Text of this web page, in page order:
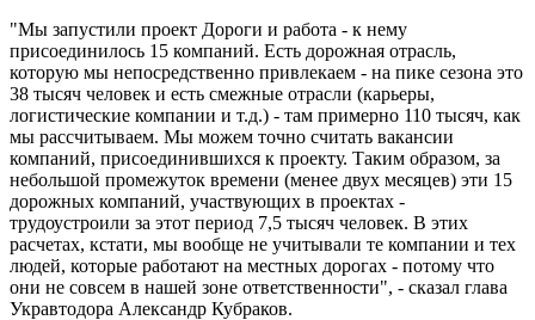
"Мы запустили проект Дороги и работа - к нему
присоединилось 15 компаний. Есть дорожная отрасль,
которую мы непосредственно привлекаем - на пике сезона это
38 тысяч человек и есть смежные отрасли (карьеры,
логистические компании и т.д.) - там примерно 110 тысяч, как
мы рассчитываем. Мы можем точно считать вакансии
компаний, присоединившихся к проекту. Таким образом, за
небольшой промежуток времени (менее двух месяцев) эти 15
дорожных компаний, участвующих в проектах -
трудоустроили за этот период 7,5 тысяч человек. В этих
расчетах, кстати, мы вообще не учитывали те компании и тех
людей, которые работают на местных дорогах - потому что
они не совсем в нашей зоне ответственности", - сказал глава
Укравтодора Александр Кубраков.